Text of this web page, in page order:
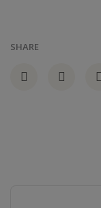
SHARE